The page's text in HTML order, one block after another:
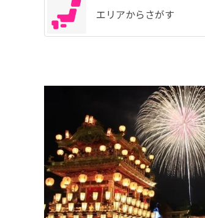
エリアからさがす